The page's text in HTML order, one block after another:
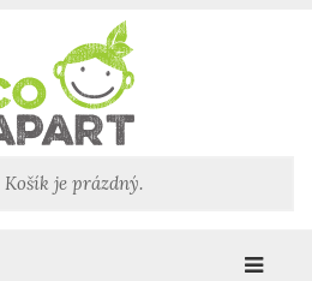
Košík je prázdný.